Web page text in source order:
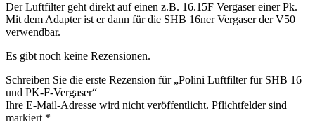
Der Luftfilter geht direkt auf einen z.B. 16.15F Vergaser einer Pk.
Mit dem Adapter ist er dann für die SHB 16ner Vergaser der V50
verwendbar.
Es gibt noch keine Rezensionen.
Schreiben Sie die erste Rezension für „Polini Luftfilter für SHB 16
und PK-F-Vergaser“
Ihre E-Mail-Adresse wird nicht veröffentlicht. Pflichtfelder sind
markiert *